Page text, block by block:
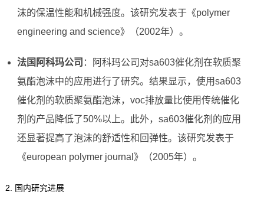
沫的保温性能和机械强度。该研究发表于《polymer
engineering and science》（2002年）。
法国阿科玛公司 ：阿科玛公司对sa603催化剂在软质聚
氨酯泡沫中的应用进行了研究。结果显示，使用sa603
催化剂的软质聚氨酯泡沫，voc排放量比使用传统催化
剂的产品降低了50%以上。此外，sa603催化剂的应用
还显著提高了泡沫的舒适性和回弹性。该研究发表于
《european polymer journal》（2005年）。
2. 国内研究进展